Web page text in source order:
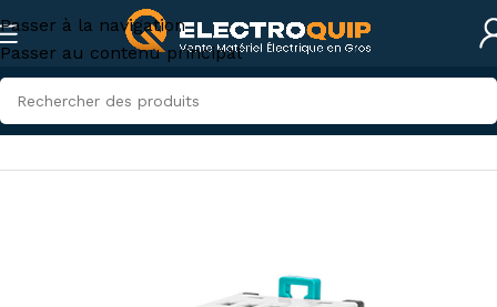
Passer à la navigation
Passer au contenu principal
Accueil/Eclairage/Relais et Temporisateurs